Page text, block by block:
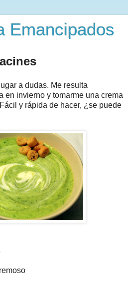
Emancipados
a dudas. Me resulta
en invierno y tomarme una crema
y rápida de hacer, ¿se puede